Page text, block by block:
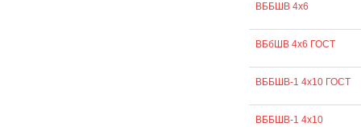
ВББШВ 4х6
ВБбШВ 4х6 ГОСТ
ВББШВ-1 4х10 ГОСТ
ВББШВ-1 4х10